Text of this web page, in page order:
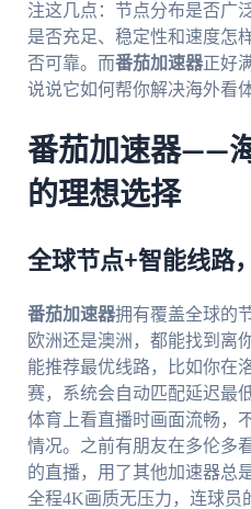
注这几点：节点分布是否广
是否充足、稳定性和速度怎
否可靠。而番茄加速器正好
说说它如何帮你解决海外看
番茄加速器——
的理想选择
全球节点+智能线路
番茄加速器拥有覆盖全球的
欧洲还是澳洲，都能找到离
能推荐最优线路，比如你在
赛，系统会自动匹配延迟最
体育上看直播时画面流畅，
情况。之前有朋友在多伦多
的直播，用了其他加速器总
全程4K画质无压力，连球员